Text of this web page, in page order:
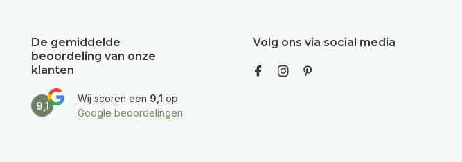
De gemiddelde
beoordeling van onze
klanten
9,1
Wij scoren een 9,1 op
Google beoordelingen
Volg ons via social media